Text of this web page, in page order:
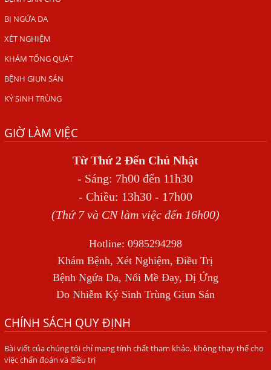
ĂN MỘT MÓN ĂN SÁNG
ẤU TRÙNG SÁN CHÓ DI CHUYỂN QUA DA GÂY NGỨA
VIÊM DA ĐỒNG TIỀN
Tại sao khám bệnh viện da liễu nhiều năm không hết
SÁN TRONG NÃO GÂY RA CÁC TRIỆU CHỨNG NHƯ TÂM
Địa Chỉ Điều Trị Bệnh Sán Dây Uy Tín Tại Hà Nội
TỔNG QUAN VỀ NHIỄM GIUN LƯƠN
Đầu Hàng Vì Trị Nhiều Lần Không Khỏi
NHIỄM TRÙNG NÃO DO AMIP, VIÊM MÀNG NÃO DO AMIP
NGUYÊN PHÁT
Trị Bệnh Hôi Miệng Do Nhiễm Ký Sinh Trùng Giun Sán
Có Nên Quá Lo Lắng Khi Bị Ngứa Kéo Dài Do Nhiễm Giun
Đũa Chó Mèo?
BỊ NGỨA DA
XÉT NGHIỆM
KHÁM TỔNG QUÁT
BỆNH GIUN SÁN
KÝ SINH TRÙNG
GIỜ LÀM VIỆC
Từ Thứ 2 Đến Chủ Nhật
- Sáng: 7h00 đến 11h30
- Chiều: 13h30 - 17h00
(Thứ 7 và CN làm việc đến 16h00)
Hotline: 0985294298
Khám Bệnh, Xét Nghiệm, Điều Trị
Bệnh Ngứa Da, Nổi Mề Đay, Dị Ứng
Do Nhiễm Ký Sinh Trùng Giun Sán
CHÍNH SÁCH QUY ĐỊNH
Bài viết của chúng tôi chỉ mang tính chất tham khảo, không thay thế cho
việc chẩn đoán và điều trị